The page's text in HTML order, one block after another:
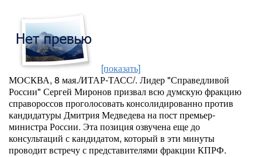
[показать]
МОСКВА, 8 мая./ИТАР-ТАСС/. Лидер "Справедливой
России" Сергей Миронов призвал всю думскую фракцию
справороссов проголосовать консолидированно против
кандидатуры Дмитрия Медведева на пост премьер-
министра России. Эта позиция озвучена еще до
консультаций с кандидатом, который в эти минуты
проводит встречу с представителями фракции КПРФ.